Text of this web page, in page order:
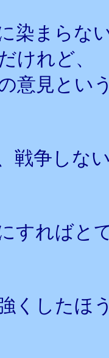
染まらな
けれど、
意見とい
戦争しな
すればと
くしたほ